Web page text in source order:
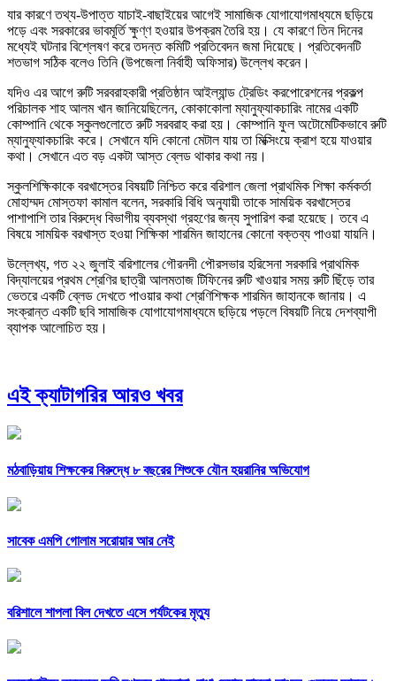
যার কারণে তথ্য-উপাত্ত যাচাই-বাছাইয়ের আগেই সামাজিক যোগাযোগমাধ্যমে ছড়িয়ে
পড়ে এবং সরকারের ভাবমূর্তি ক্ষুণ্ণ হওয়ার উপক্রম তৈরি হয়। যে কারণে তিন দিনের
মধ্যেই ঘটনার বিশ্লেষণ করে তদন্ত কমিটি প্রতিবেদন জমা দিয়েছে। প্রতিবেদনটি
শতভাগ সঠিক বলেও তিনি (উপজেলা নির্বাহী অফিসার) উল্লেখ করেন।
যদিও এর আগে রুটি সরবরাহকারী প্রতিষ্ঠান আইল্যান্ড ট্রেডিং করপোরেশনের প্রকল্প
পরিচালক শাহ আলম খান জানিয়েছিলেন, কোকাকোলা ম্যানুফ্যাকচারিং নামের একটি
কোম্পানি থেকে স্কুলগুলোতে রুটি সরবরাহ করা হয়। কোম্পানি ফুল অটোমেটিকভাবে রুটি
ম্যানুফ্যাকচারিং করে। সেখানে যদি কোনো মেটাল যায় তা মিক্সিংয়ে ক্রাশ হয়ে যাওয়ার
কথা। সেখানে এত বড় একটা আস্ত ব্লেড থাকার কথা নয়।
স্কুলশিক্ষিকাকে বরখাস্তের বিষয়টি নিশ্চিত করে বরিশাল জেলা প্রাথমিক শিক্ষা কর্মকর্তা
মোহাম্মদ মোস্তফা কামাল বলেন, সরকারি বিধি অনুযায়ী তাকে সাময়িক বরখাস্তের
পাশাপাশি তার বিরুদ্ধে বিভাগীয় ব্যবস্থা গ্রহণের জন্য সুপারিশ করা হয়েছে। তবে এ
বিষয়ে সাময়িক বরখাস্ত হওয়া শিক্ষিকা শারমিন জাহানের কোনো বক্তব্য পাওয়া যায়নি।
উল্লেখ্য, গত ২২ জুলাই বরিশালের গৌরনদী পৌরসভার হরিসেনা সরকারি প্রাথমিক
বিদ্যালয়ের প্রথম শ্রেণির ছাত্রী আলমতাজ টিফিনের রুটি খাওয়ার সময় রুটি ছিঁড়ে তার
ভেতরে একটি ব্লেড দেখতে পাওয়ার কথা শ্রেণিশিক্ষক শারমিন জাহানকে জানায়। এ
সংক্রান্ত একটি ছবি সামাজিক যোগাযোগমাধ্যমে ছড়িয়ে পড়লে বিষয়টি নিয়ে দেশব্যাপী
ব্যাপক আলোচিত হয়।
এই ক্যাটাগরির আরও খবর
মঠবাড়িয়ায় শিক্ষকের বিরুদ্ধে ৮ বছরের শিশুকে যৌন হয়রানির অভিযোগ
সাবেক এমপি গোলাম সরোয়ার আর নেই
বরিশালে শাপলা বিল দেখতে এসে পর্যটকের মৃত্যু